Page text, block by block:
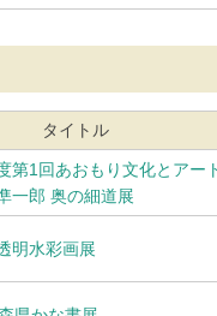
タイトル
第1回あおもり文化とアー
一郎 奥の細道展
明水彩画展